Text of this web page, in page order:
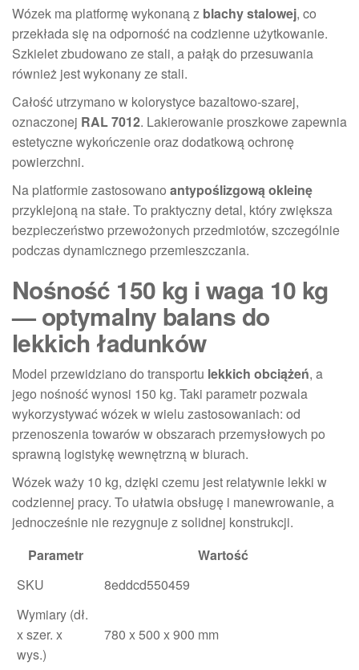
Wózek ma platformę wykonaną z blachy stalowej, co
przekłada się na odporność na codzienne użytkowanie.
Szkielet zbudowano ze stali, a pałąk do przesuwania
również jest wykonany ze stali.
Całość utrzymano w kolorystyce bazaltowo-szarej,
oznaczonej RAL 7012. Lakierowanie proszkowe zapewnia
estetyczne wykończenie oraz dodatkową ochronę
powierzchni.
Na platformie zastosowano antypoślizgową okleinę
przyklejoną na stałe. To praktyczny detal, który zwiększa
bezpieczeństwo przewożonych przedmiotów, szczególnie
podczas dynamicznego przemieszczania.
Nośność 150 kg i waga 10 kg
— optymalny balans do
lekkich ładunków
Model przewidziano do transportu lekkich obciążeń, a
jego nośność wynosi 150 kg. Taki parametr pozwala
wykorzystywać wózek w wielu zastosowaniach: od
przenoszenia towarów w obszarach przemysłowych po
sprawną logistykę wewnętrzną w biurach.
Wózek waży 10 kg, dzięki czemu jest relatywnie lekki w
codziennej pracy. To ułatwia obsługę i manewrowanie, a
jednocześnie nie rezygnuje z solidnej konstrukcji.
Parametr
Wartość
SKU
8eddcd550459
Wymiary (dł.
x szer. x
wys.)
780 x 500 x 900 mm